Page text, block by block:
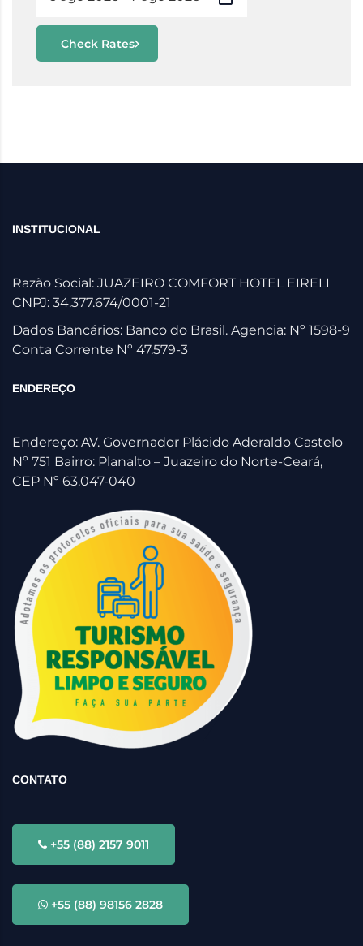
Check Rates
INSTITUCIONAL
Razão Social: JUAZEIRO COMFORT HOTEL EIRELI
CNPJ: 34.377.674/0001-21
Dados Bancários: Banco do Brasil. Agencia: Nº 1598-9
Conta Corrente Nº 47.579-3
ENDEREÇO
Endereço: AV. Governador Plácido Aderaldo Castelo
Nº 751 Bairro: Planalto – Juazeiro do Norte-Ceará,
CEP Nº 63.047-040
CONTATO
+55 (88) 2157 9011
+55 (88) 98156 2828